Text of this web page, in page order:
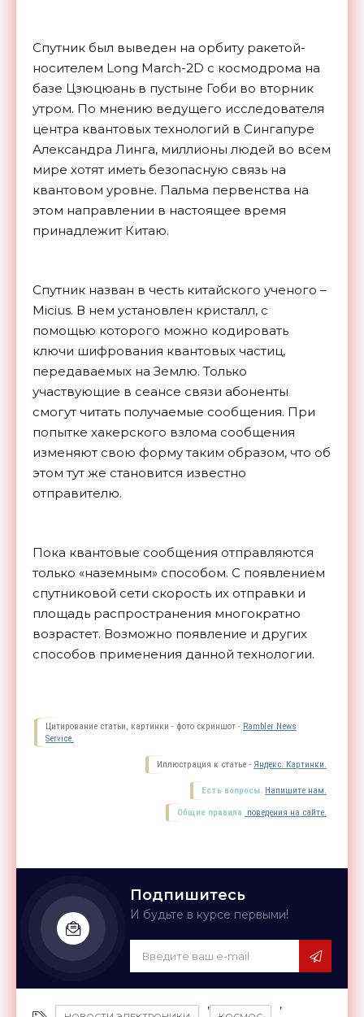
Спутник был выведен на орбиту ракетой-
носителем Long March-2D c космодрома на
базе Цзюцюань в пустыне Гоби во вторник
утром. По мнению ведущего исследователя
центра квантовых технологий в Сингапуре
Александра Линга, миллионы людей во всем
мире хотят иметь безопасную связь на
квантовом уровне. Пальма первенства на
этом направлении в настоящее время
принадлежит Китаю.
Спутник назван в честь китайского ученого –
Micius. В нем установлен кристалл, с
помощью которого можно кодировать
ключи шифрования квантовых частиц,
передаваемых на Землю. Только
участвующие в сеансе связи абоненты
смогут читать получаемые сообщения. При
попытке хакерского взлома сообщения
изменяют свою форму таким образом, что об
этом тут же становится известно
отправителю.
Пока квантовые сообщения отправляются
только «наземным» способом. С появлением
спутниковой сети скорость их отправки и
площадь распространения многократно
возрастет. Возможно появление и других
способов применения даннойтехнологии.
Цитирование статьи, картинки - фото скриншот - Rambler News
Service.
Иллюстрация к статье - Яндекс. Картинки.
Есть вопросы. Напишите нам.
Общие правила поведения на сайте.
Подпишитесь
И будьте в курсе первыми!
, ,